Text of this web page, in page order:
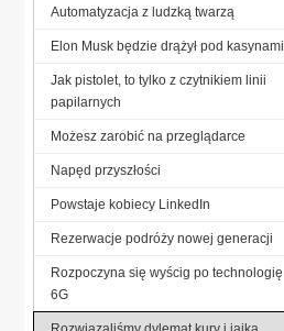
Automatyzacja z ludzką twarzą
Elon Musk będzie drążył pod kasynami
Jak pistolet, to tylko z czytnikiem linii
papilarnych
Możesz zarobić na przeglądarce
Napęd przyszłości
Powstaje kobiecy LinkedIn
Rezerwacje podróży nowej generacji
Rozpoczyna się wyścig po technologię
6G